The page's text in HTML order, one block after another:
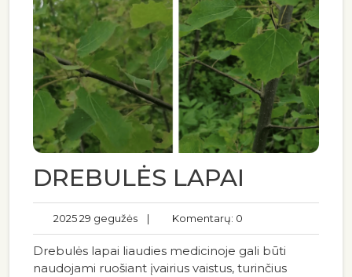
DREBULĖS LAPAI
2025 29 gegužės | Komentarų: 0
Drebulės lapai liaudies medicinoje gali būti
naudojami ruošiant įvairius vaistus, turinčius